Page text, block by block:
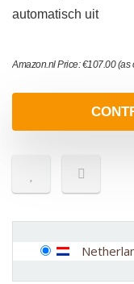
automatisch uit
Amazon.nl Price:€107.00(as